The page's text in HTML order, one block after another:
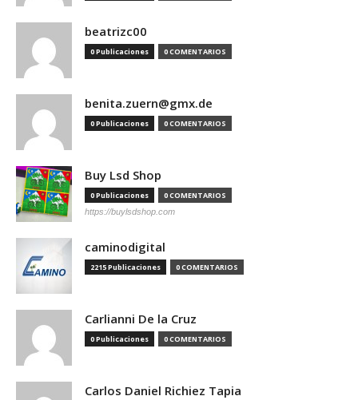
beatrizc00
0 Publicaciones 0 COMENTARIOS
benita.zuern@gmx.de
0 Publicaciones 0 COMENTARIOS
Buy Lsd Shop
0 Publicaciones 0 COMENTARIOS
https://buylsdshop.com
caminodigital
2215 Publicaciones 0 COMENTARIOS
Carlianni De la Cruz
0 Publicaciones 0 COMENTARIOS
Carlos Daniel Richiez Tapia